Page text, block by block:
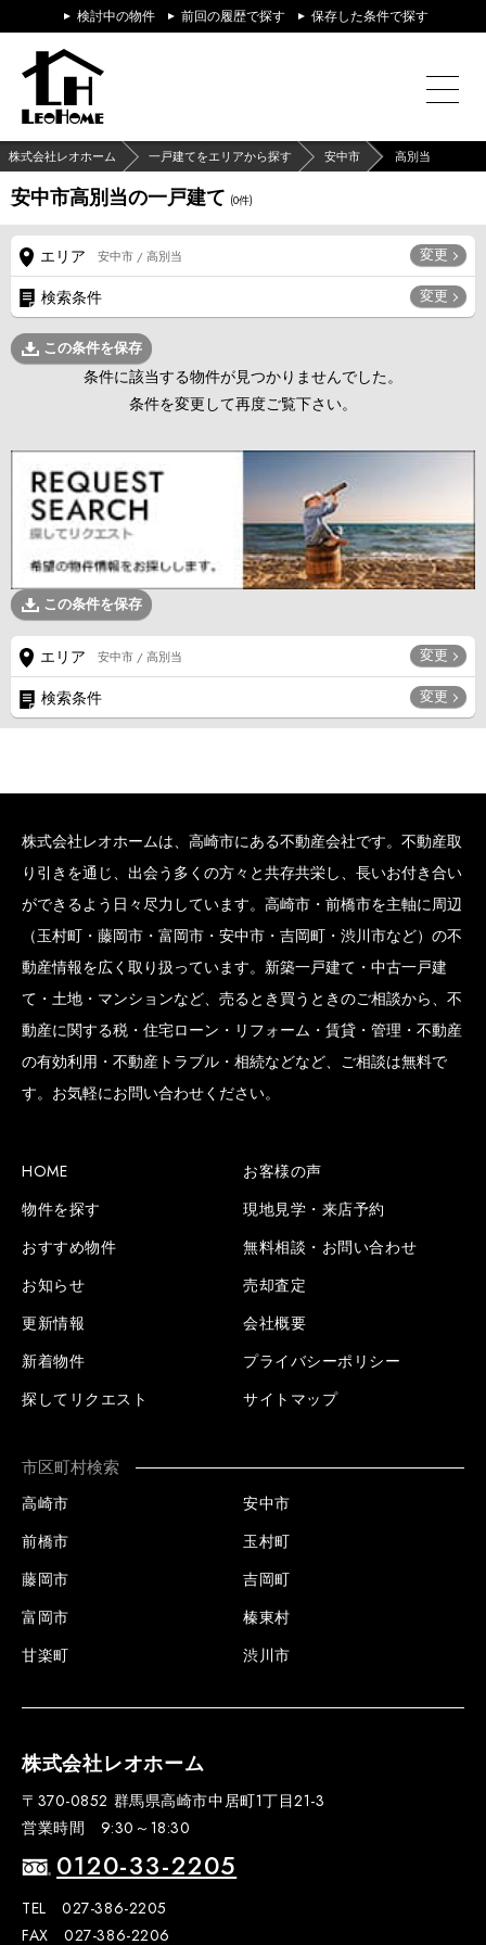
検討中の物件 前回の履歴で探す 保存した条件で探す
株式会社レオホーム 一戸建てをエリアから探す 安中市 高別当
安中市高別当の一戸建て (0件)
エリア 安中市 / 高別当 変更
検索条件 変更
この条件を保存
条件に該当する物件が見つかりませんでした。
条件を変更して再度ご覧下さい。
この条件を保存
エリア 安中市 / 高別当 変更
検索条件 変更
株式会社レオホームは、高崎市にある不動産会社です。不動産取
り引きを通じ、出会う多くの方々と共存共栄し、長いお付き合い
ができるよう日々尽力しています。高崎市・前橋市を主軸に周辺
（玉村町・藤岡市・富岡市・安中市・吉岡町・渋川市など）の不
動産情報を広く取り扱っています。新築一戸建て・中古一戸建
て・土地・マンションなど、売るとき買うときのご相談から、不
動産に関する税・住宅ローン・リフォーム・賃貸・管理・不動産
の有効利用・不動産トラブル・相続などなど、ご相談は無料で
す。お気軽にお問い合わせください。
HOME
物件を探す
おすすめ物件
お知らせ
更新情報
新着物件
探してリクエスト
お客様の声
現地見学・来店予約
無料相談・お問い合わせ
売却査定
会社概要
プライバシーポリシー
サイトマップ
市区町村検索
高崎市
前橋市
藤岡市
富岡市
甘楽町
安中市
玉村町
吉岡町
榛東村
渋川市
株式会社レオホーム
〒370-0852 群馬県高崎市中居町1丁目21-3
営業時間 9:30～18:30
0120-33-2205
TEL 027-386-2205
FAX 027-386-2206